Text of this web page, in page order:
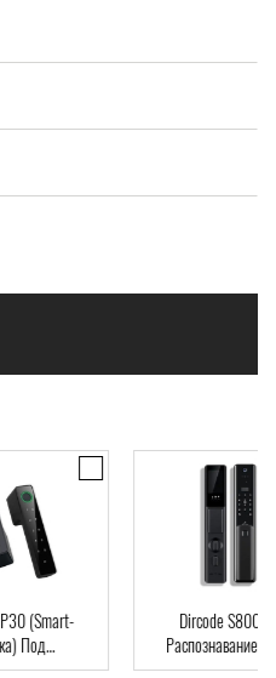
(Smart-
Под
двери,
Dircode S800 3D
Распознавание
код, карта,